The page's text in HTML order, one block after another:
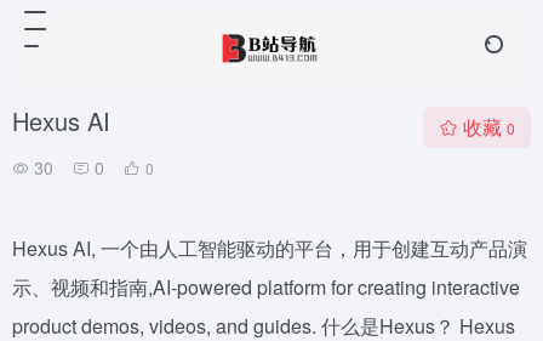
Hexus AI
30 0 0
收藏 0
Hexus AI, 一个由人工智能驱动的平台，用于创建互动产品演
示、视频和指南,AI-powered platform for creating interactive
product demos, videos, and guides. 什么是Hexus？ Hexus